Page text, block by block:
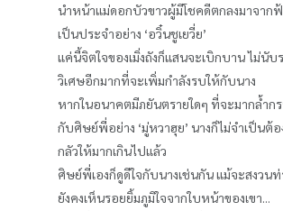
นำหน้าแม่ดอกบัวขาวผู้มีโชคดีตกลงมาจาก
เป็นประจำอย่าง ‘อวิ๋นชูเยวี่ย’
แค่นี้จิตใจของเมิ่งถังก็แสนจะเบิกบาน ไม่นับ
วิเศษอีกมากที่จะเพิ่มกำลังรบให้กับนาง
หากในอนาคตมีภยันตรายใดๆ ที่จะมากล้ำกร
กับศิษย์พี่อย่าง ‘มู่หวาฮุย’ นางก็ไม่จำเป็นต้
กลัวให้มากเกินไปแล้ว
ศิษย์พี่เองก็ดูดีใจกับนางเช่นกัน แม้จะสงวน
ยังคงเห็นรอยยิ้มภูมิใจจากใบหน้าของเขา...